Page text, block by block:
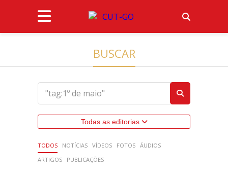
BUSCAR
Todas as editorias
TODOS NOTÍCIAS VÍDEOS FOTOS ÁUDIOS
ARTIGOS
PUBLICAÇÕES